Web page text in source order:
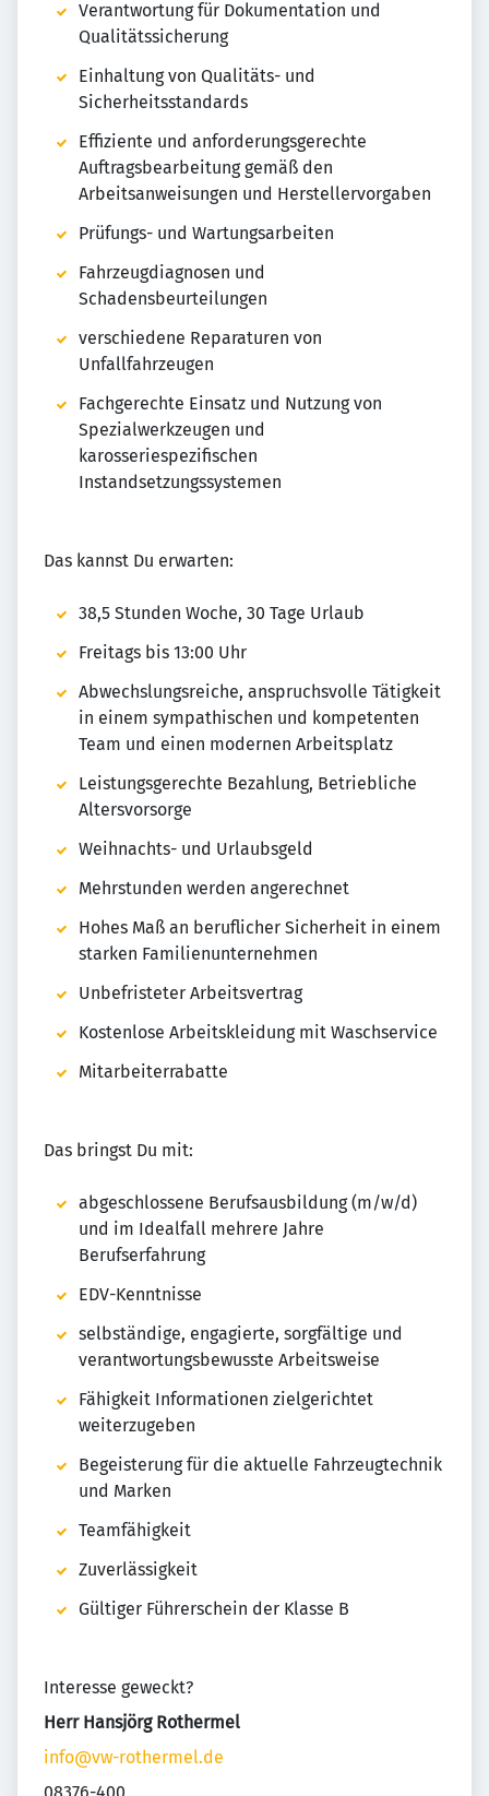
Verantwortung für Dokumentation und
Qualitätssicherung
Einhaltung von Qualitäts- und
Sicherheitsstandards
Effiziente und anforderungsgerechte
Auftragsbearbeitung gemäß den
Arbeitsanweisungen und Herstellervorgaben
Prüfungs- und Wartungsarbeiten
Fahrzeugdiagnosen und
Schadensbeurteilungen
verschiedene Reparaturen von
Unfallfahrzeugen
Fachgerechte Einsatz und Nutzung von
Spezialwerkzeugen und
karosseriespezifischen
Instandsetzungssystemen
Das kannst Du erwarten:
38,5 Stunden Woche, 30 Tage Urlaub
Freitags bis 13:00 Uhr
Abwechslungsreiche, anspruchsvolle Tätigkeit
in einem sympathischen und kompetenten
Team und einen modernen Arbeitsplatz
Leistungsgerechte Bezahlung, Betriebliche
Altersvorsorge
Weihnachts- und Urlaubsgeld
Mehrstunden werden angerechnet
Hohes Maß an beruflicher Sicherheit in einem
starken Familienunternehmen
Unbefristeter Arbeitsvertrag
Kostenlose Arbeitskleidung mit Waschservice
Mitarbeiterrabatte
Das bringst Du mit:
abgeschlossene Berufsausbildung (m/w/d)
und im Idealfall mehrere Jahre
Berufserfahrung
EDV-Kenntnisse
selbständige, engagierte, sorgfältige und
verantwortungsbewusste Arbeitsweise
Fähigkeit Informationen zielgerichtet
weiterzugeben
Begeisterung für die aktuelle Fahrzeugtechnik
und Marken
Teamfähigkeit
Zuverlässigkeit
Gültiger Führerschein der Klasse B
Interesse geweckt?
Herr Hansjörg Rothermel
info@vw-rothermel.de